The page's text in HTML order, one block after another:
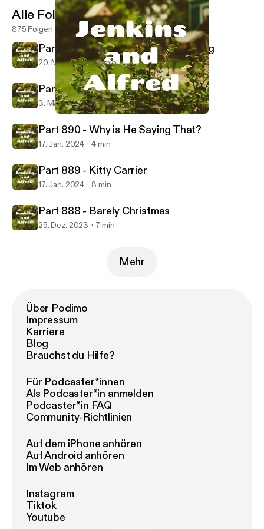
Jenkins and Alfred
Alle Folgen
875 Folgen
Part 892 - Third Degree Dognapping
20. März 2024 5 min
Part 891 - Pirates and Worms
3. März 2024 7 min
Part 890 - Why is He Saying That?
17. Jan. 2024 4 min
Part 889 - Kitty Carrier
17. Jan. 2024 8 min
Part 888 - Barely Christmas
25. Dez. 2023 7 min
Mehr
Über Podimo
Impressum
Karriere
Blog
Brauchst du Hilfe?
Für Podcaster*innen
Als Podcaster*in anmelden
Podcaster*in FAQ
Community-Richtlinien
Auf dem iPhone anhören
Auf Android anhören
Im Web anhören
Instagram
Tiktok
Youtube